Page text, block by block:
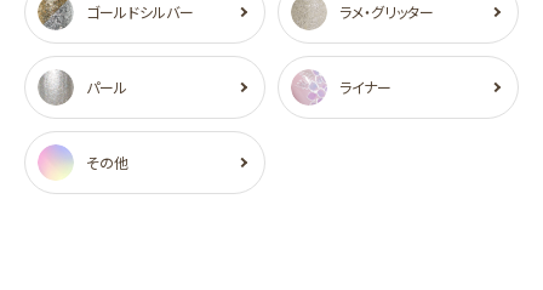
ゴールドシルバー ラメ・グリッター
パール ライナー
その他